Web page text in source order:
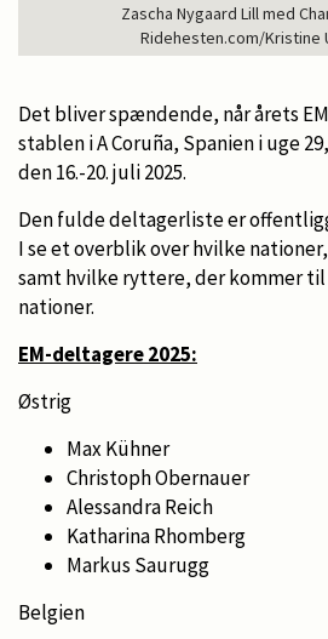
Zascha Nygaard Lill med
Ridehesten.com/Kristine
Det bliver spændende, når årets
stablen i A Coruña, Spanien i uge
den 16.-20. juli 2025.
Den fulde deltagerliste er
I se et overblik over hvilke
samt hvilke ryttere, der kommer
nationer.
EM-deltagere 2025:
Østrig
Max Kühner
Christoph Obernauer
Alessandra Reich
Katharina Rhomberg
Markus Saurugg
Belgien